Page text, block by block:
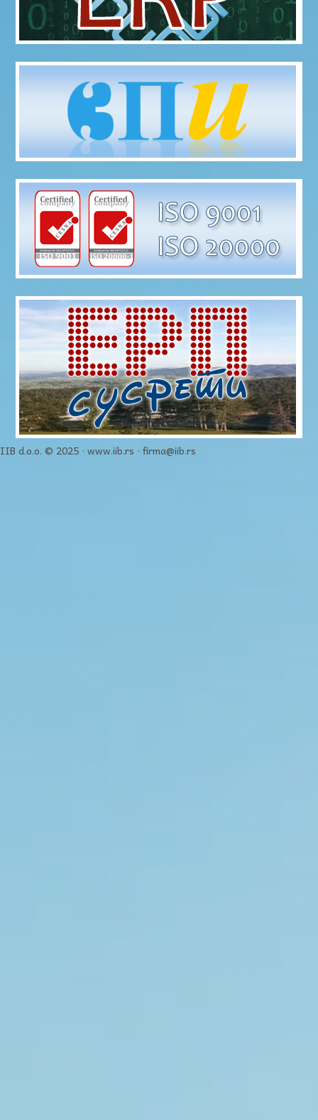
IIB d.o.o. © 2025 · www.iib.rs · firma@iib.rs